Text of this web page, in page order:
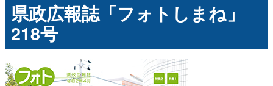
県政広報誌「フォトしまね」
218号